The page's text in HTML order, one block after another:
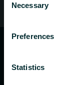
Selection
Necessary
Preferences
Statistics
Vanliga frågor